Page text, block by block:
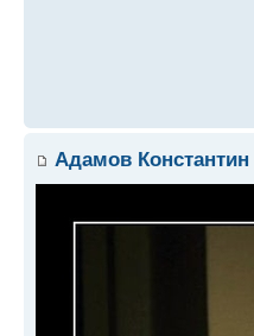
Адамов Константин